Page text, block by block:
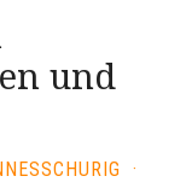
und
·